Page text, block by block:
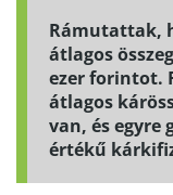
Rámutattak,
átlagos
ezer forintot.
átlagos
van, és
értékű